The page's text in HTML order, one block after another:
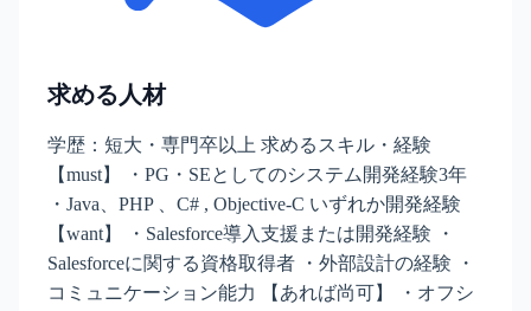
求める人材
学歴：短大・専門卒以上 求めるスキル・経験
【must】 ・PG・SEとしてのシステム開発経験3年
・Java、PHP 、C# , Objective-C いずれか開発経験
【want】 ・Salesforce導入支援または開発経験 ・
Salesforceに関する資格取得者 ・外部設計の経験 ・
コミュニケーション能力 【あれば尚可】 ・オフシ